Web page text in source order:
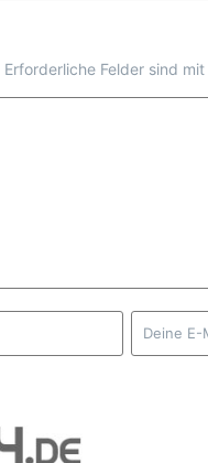
Erforderliche Felder sind mit